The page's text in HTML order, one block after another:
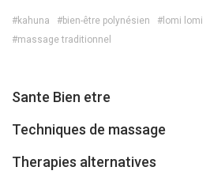
#kahuna #bien-être polynésien #lomi lomi
#massage traditionnel
Sante Bien etre
Techniques de massage
Therapies alternatives